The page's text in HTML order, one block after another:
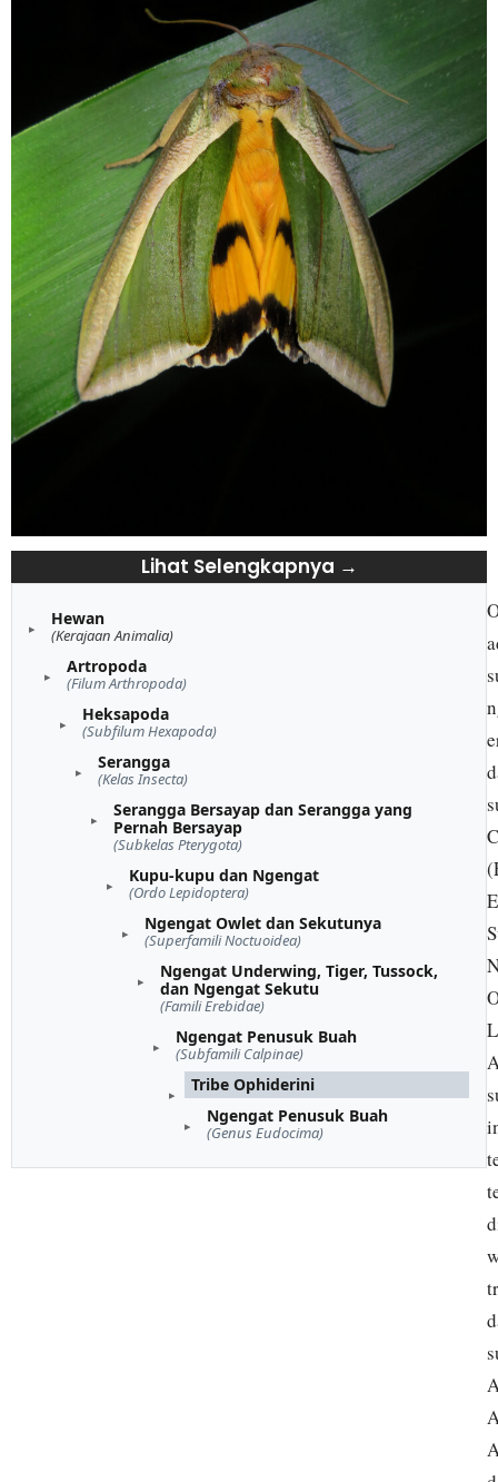
Lihat Selengkapnya →
Hewan
(Kerajaan Animalia)
Artropoda
(Filum Arthropoda)
Heksapoda
(Subfilum Hexapoda)
Serangga
(Kelas Insecta)
Serangga Bersayap dan Serangga yang
Pernah Bersayap
(Subkelas Pterygota)
Kupu-kupu dan Ngengat
(Ordo Lepidoptera)
Ngengat Owlet dan Sekutunya
(Superfamili Noctuoidea)
Ngengat Underwing, Tiger, Tussock,
dan Ngengat Sekutu
(Famili Erebidae)
Ngengat Penusuk Buah
(Subfamili Calpinae)
Tribe Ophiderini
Ngengat Penusuk Buah
(Genus Eudocima)